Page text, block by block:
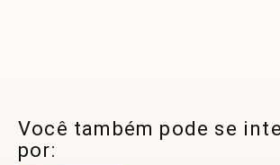
Você também pode se
por: